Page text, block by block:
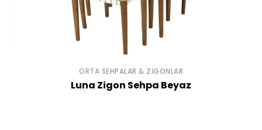
ORTA SEHPALAR & ZIGONLAR
Luna Zigon Sehpa Beyaz